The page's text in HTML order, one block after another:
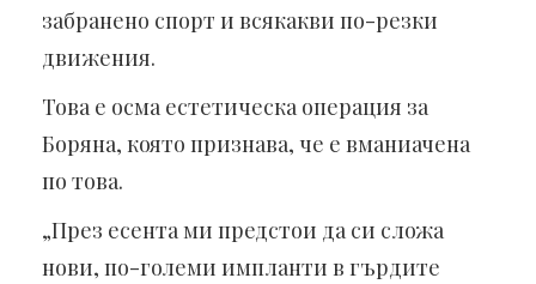
забранено спорт и всякакви по-резки
движения.
Това е осма естетическа операция за
Боряна, която признава, че е вманиачена
по това.
„През есента ми предстои да си сложа
нови, по-големи импланти в гърдите